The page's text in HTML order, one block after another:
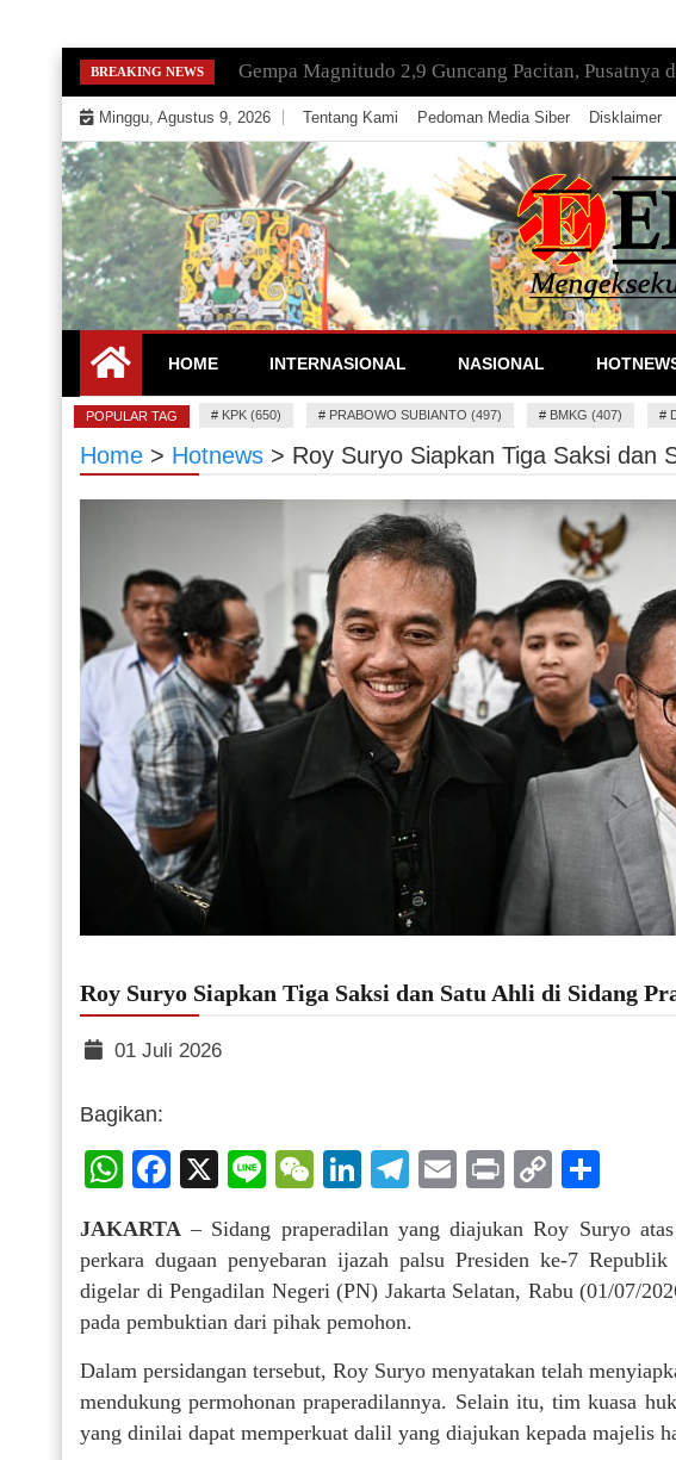
Skip
to
content
BREAKING NEWS Gempa Magnitudo 2,9 Guncang Pacitan, Pusatnya
Minggu, Agustus 9, 2026 Tentang Kami Pedoman Media Siber Disklaimer
EKSEKUTOR
Mengeksekusi Berita Untuk Kemerdekaan dan Keadilan Informasi
HOME INTERNASIONAL NASIONAL
POPULAR TAG # KPK (650) # PRABOWO SUBIANTO (497) # BMKG (407) #
Home > Hotnews > Roy Suryo Siapkan Tiga Saksi dan
Roy Suryo Siapkan Tiga Saksi dan Satu Ahli di Sidang
01 Juli 2026
Bagikan:
WhatsApp
Facebook
X LineWeChat
LinkedIn
Telegram
EmailPrintCopy
JAKARTA – Sidang praperadilan yang diajukan Roy Suryo
perkara dugaan penyebaran ijazah palsu Presiden ke-7
digelar di Pengadilan Negeri (PN) Jakarta Selatan, Rabu (01/07/
pada pembuktian dari pihak pemohon.
Dalam persidangan tersebut, Roy Suryo menyatakan telah
mendukung permohonan praperadilannya. Selain itu, tim kuasa
yang dinilai dapat memperkuat dalil yang diajukan kepada majelis